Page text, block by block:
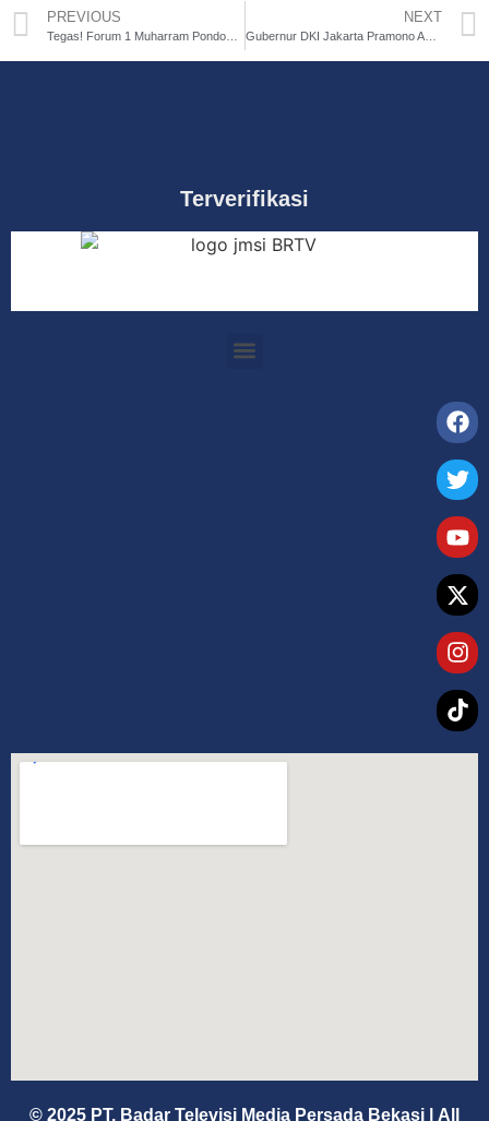
PREVIOUS NEXT
Gubernur DKI Jakarta Pramono Anung Pimpin Apel Siaga Banjir
Terverifikasi
© 2025 PT. Badar Televisi Media Persada Bekasi All